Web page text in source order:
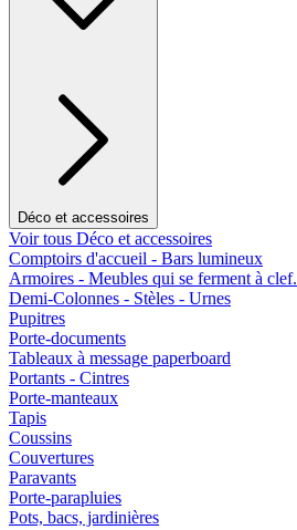
Déco et accessoires
Voir tous Déco et accessoires
Comptoirs d'accueil - Bars lumineux
Armoires - Meubles qui se ferment à clef.
Demi-Colonnes - Stèles - Urnes
Pupitres
Porte-documents
Tableaux à message paperboard
Portants - Cintres
Porte-manteaux
Tapis
Coussins
Couvertures
Paravants
Porte-parapluies
Pots, bacs, jardinières